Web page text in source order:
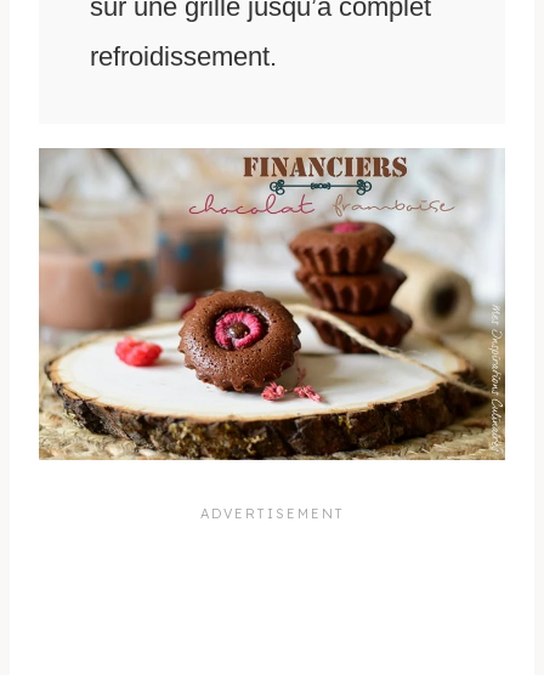
sur une grille jusqu’à complet
refroidissement.